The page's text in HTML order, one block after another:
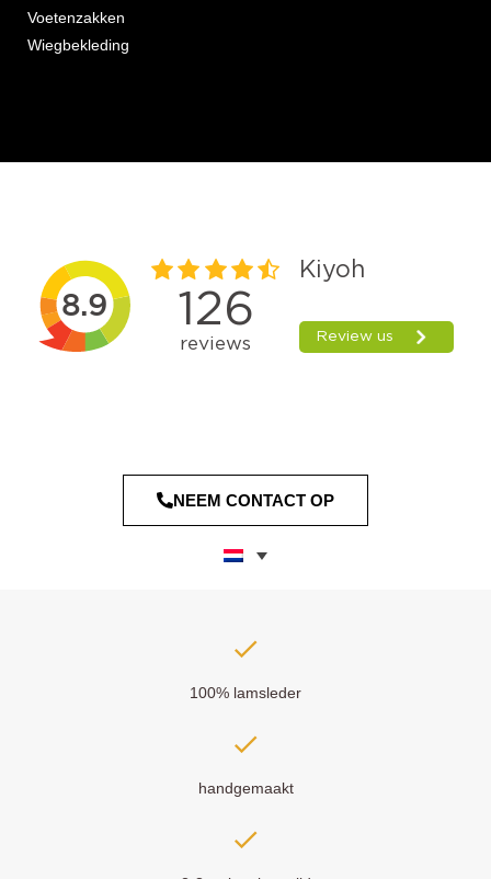
Voetenzakken
Wiegbekleding
NEEM CONTACT OP
100% lamsleder
handgemaakt